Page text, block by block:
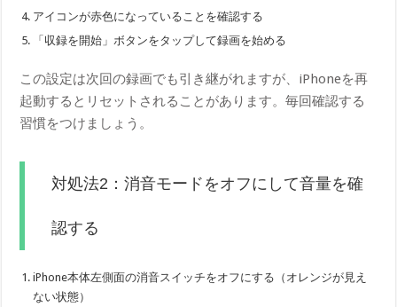
アイコンが赤色になっていることを確認する
「収録を開始」ボタンをタップして録画を始める
この設定は次回の録画でも引き継がれますが、iPhoneを再
起動するとリセットされることがあります。毎回確認する
習慣をつけましょう。
対処法2：消音モードをオフにして音量を確
認する
iPhone本体左側面の消音スイッチをオフにする（オレンジが見え
ない状態）